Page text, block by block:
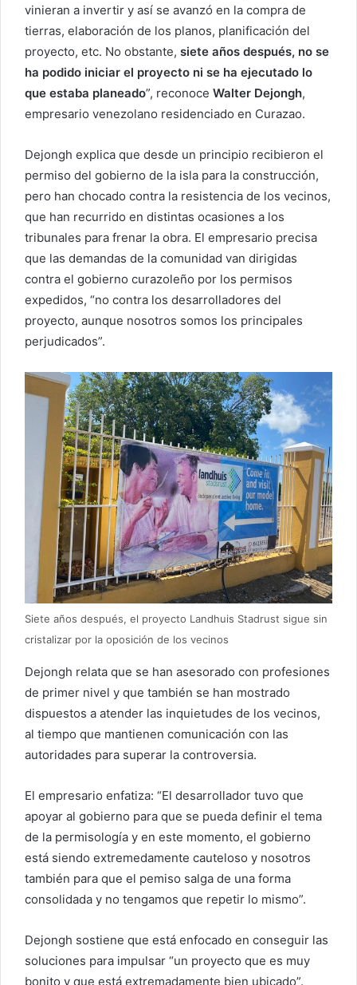
vinieran a invertir y así se avanzó en la compra de
tierras, elaboración de los planos, planificación del
proyecto, etc. No obstante, siete años después, no se
ha podido iniciar el proyecto ni se ha ejecutado lo
que estaba planeado”, reconoce Walter Dejongh,
empresario venezolano residenciado en Curazao.
Dejongh explica que desde un principio recibieron el
permiso del gobierno de la isla para la construcción,
pero han chocado contra la resistencia de los vecinos,
que han recurrido en distintas ocasiones a los
tribunales para frenar la obra. El empresario precisa
que las demandas de la comunidad van dirigidas
contra el gobierno curazoleño por los permisos
expedidos, “no contra los desarrolladores del
proyecto, aunque nosotros somos los principales
perjudicados”.
Siete años después, el proyecto Landhuis Stadrust sigue sin
cristalizar por la oposición de los vecinos
Dejongh relata que se han asesorado con profesiones
de primer nivel y que también se han mostrado
dispuestos a atender las inquietudes de los vecinos,
al tiempo que mantienen comunicación con las
autoridades para superar la controversia.
El empresario enfatiza: “El desarrollador tuvo que
apoyar al gobierno para que se pueda definir el tema
de la permisología y en este momento, el gobierno
está siendo extremedamente cauteloso y nosotros
también para que el pemiso salga de una forma
consolidada y no tengamos que repetir lo mismo”.
Dejongh sostiene que está enfocado en conseguir las
soluciones para impulsar “un proyecto que es muy
bonito y que está extremadamente bien ubicado”.